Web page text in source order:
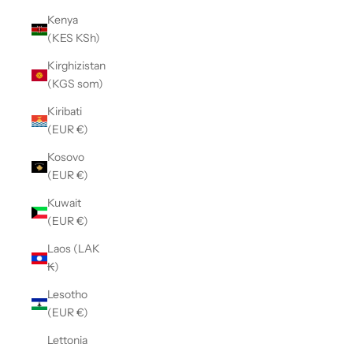
Kenya
(KES KSh)
Kirghizistan
(KGS som)
Kiribati
(EUR €)
Kosovo
(EUR €)
Kuwait
(EUR €)
Laos (LAK
₭)
Lesotho
(EUR €)
Lettonia